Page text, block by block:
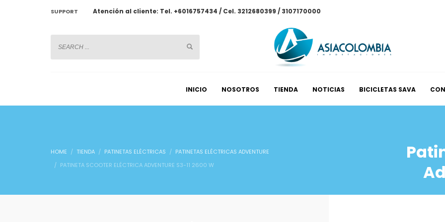
SUPPORT Atención al cliente: Tel. +6016757434 / Cel. 3212680399 / 3107170000
INICIO NOSOTROS TIENDA NOTICIAS BICICLETAS SAVA
HOME TIENDA PATINETAS ELÉCTRICAS
PATINETAS ELÉCTRICAS ADVENTURE
PATINETA SCOOTER ELÉCTRICA ADVENTURE S3-11 2600 W